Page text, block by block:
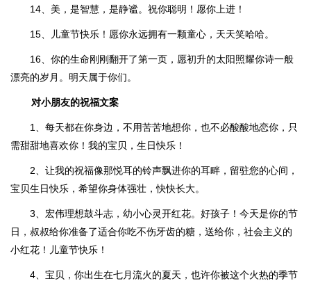
14、美，是智慧，是静谧。祝你聪明！愿你上进！
15、儿童节快乐！愿你永远拥有一颗童心，天天笑哈哈。
16、你的生命刚刚翻开了第一页，愿初升的太阳照耀你诗一般
漂亮的岁月。明天属于你们。
对小朋友的祝福文案
1、每天都在你身边，不用苦苦地想你，也不必酸酸地恋你，只
需甜甜地喜欢你！我的宝贝，生日快乐！
2、让我的祝福像那悦耳的铃声飘进你的耳畔，留驻您的心间，
宝贝生日快乐，希望你身体强壮，快快长大。
3、宏伟理想鼓斗志，幼小心灵开红花。好孩子！今天是你的节
日，叔叔给你准备了适合你吃不伤牙齿的糖，送给你，社会主义的
小红花！儿童节快乐！
4、宝贝，你出生在七月流火的夏天，也许你被这个火热的季节